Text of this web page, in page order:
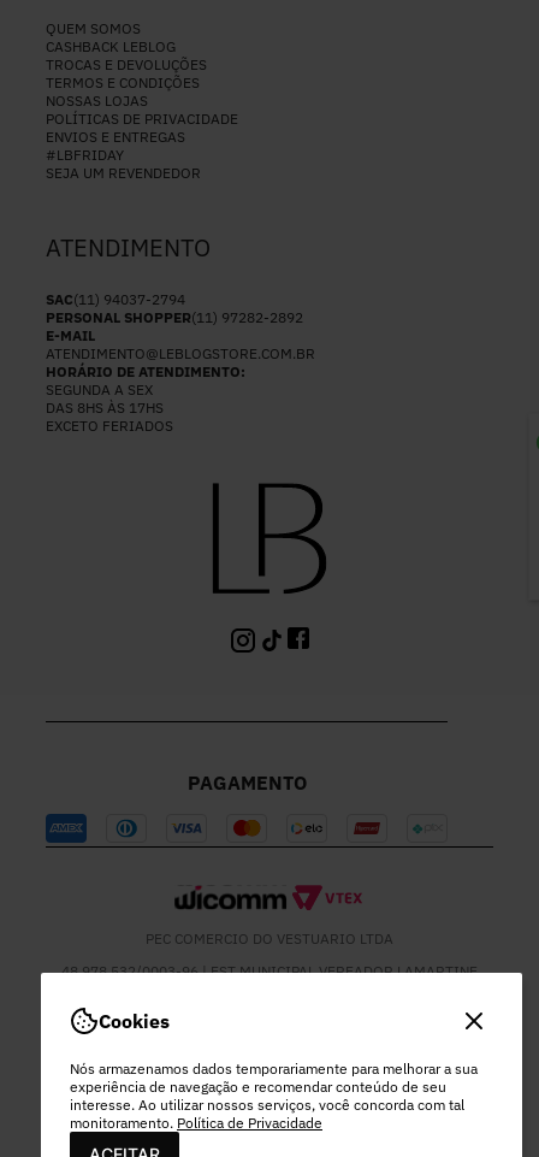
Cookies
Nós armazenamos dados temporariamente para melhorar a sua
experiência de navegação e recomendar conteúdo de seu
interesse. Ao utilizar nossos serviços, você concorda com tal
monitoramento. Política de Privacidade
QUEM SOMOS
CASHBACK LEBLOG
TROCAS E DEVOLUÇÕES
TERMOS E CONDIÇÕES
NOSSAS LOJAS
POLÍTICAS DE PRIVACIDADE
ENVIOS E ENTREGAS
#LBFRIDAY
SEJA UM REVENDEDOR
ATENDIMENTO
SAC(11) 94037-2794
PERSONAL SHOPPER(11) 97282-2892
E-MAIL
ATENDIMENTO@LEBLOGSTORE.COM.BR
HORÁRIO DE ATENDIMENTO:
SEGUNDA A SEX
DAS 8HS ÀS 17HS
EXCETO FERIADOS
PAGAMENTO
PEC COMERCIO DO VESTUARIO LTDA
48.978.532/0003-96 | EST MUNICIPAL VEREADOR LAMARTINE